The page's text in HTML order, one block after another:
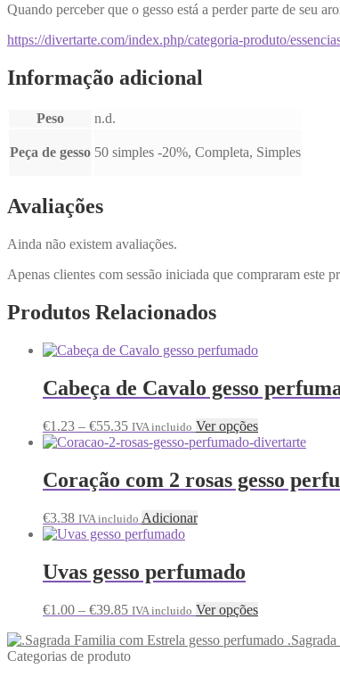
Quando perceber que o gesso está a perder parte de seu
https://divertarte.com/index.php/categoria-produto/
Informação adicional
Peso n.d.
Peça de gesso 50 simples -20%, Completa, Simples
Avaliações
Ainda não existem avaliações.
Apenas clientes com sessão iniciada que compraram este
Produtos Relacionados
Cabeça de Cavalo gesso
€1.23 – €55.35 IVA incluido Ver opções
Coração com 2 rosas gesso
€3.38 IVA incluido Adicionar
Uvas gesso perfumado
€1.00 – €39.85 IVA incluido Ver opções
Categorias de produto